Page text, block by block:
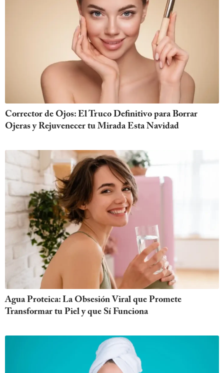
Corrector de Ojos: El Truco Definitivo para Borrar
Ojeras y Rejuvenecer tu Mirada Esta Navidad
Agua Proteica: La Obsesión Viral que Promete
Transformar tu Piel y que Sí Funciona